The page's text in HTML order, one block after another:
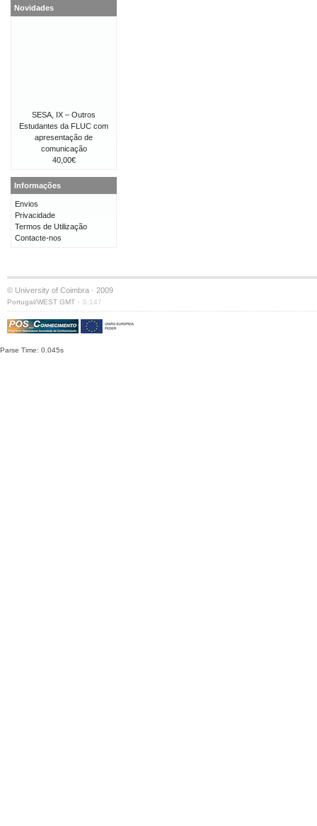
Novidades
SESA, IX – Outros
Estudantes da FLUC com
apresentação de
comunicação
40,00€
Informações
Envios
Privacidade
Termos de Utilização
Contacte-nos
© University of Coimbra · 2009
Portugal/WEST GMT · S:147
Parse Time: 0.045s